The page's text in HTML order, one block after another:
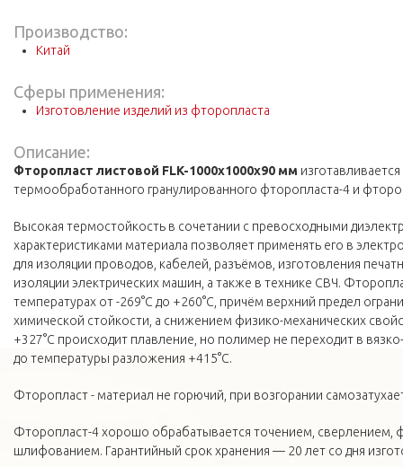
Производство:
Китай
Сферы применения:
Изготовление изделий из фторопласта
Описание:
Фторопласт листовой FLK-1000х1000х90 мм
термообработанного гранулированного фторопласта-4 и
Высокая термостойкость в сочетании с превосходными
характеристиками материала позволяет применять его в
для изоляции проводов, кабелей, разъёмов, изготовления
изоляции электрических машин, а также в технике СВЧ.
температурах от -269°С до +260°С, причём верхний предел
химической стойкости, а снижением физико-механических
+327°С происходит плавление, но полимер не переходит в
до температуры разложения +415°С.
Фторопласт - материал не горючий, при возгорании
Фторопласт-4 хорошо обрабатывается точением, сверлением,
шлифованием. Гарантийный срок хранения — 20 лет со дня